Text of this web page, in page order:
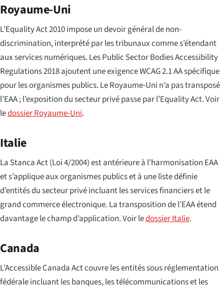
Royaume-Uni
L’Equality Act 2010 impose un devoir général de non-
discrimination, interprété par les tribunaux comme s’étendant
aux services numériques. Les Public Sector Bodies Accessibility
Regulations 2018 ajoutent une exigence WCAG 2.1 AA spécifique
pour les organismes publics. Le Royaume-Uni n’a pas transposé
l’EAA ; l’exposition du secteur privé passe par l’Equality Act. Voir
ledossier Royaume-Uni.
Italie
La Stanca Act(Loi 4/2004) est antérieure à l’harmonisation EAA
et s’applique aux organismes publics et à une liste définie
d’entités du secteur privé incluant les services financiers et le
grand commerce électronique. La transposition de l’EAA étend
davantage le champ d’application. Voir ledossier Italie.
Canada
L’Accessible Canada Act couvre les entités sous réglementation
fédérale incluant les banques, les télécommunications et les